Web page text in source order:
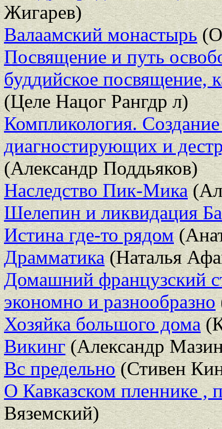
Жигарев)
Валаамский монастырь
Посвящение и путь
буддийское посвящение,
(Целе Нацог Рангдр л)
Компликология.
диагностирующих и
(Александр Поддьяков)
Наследство Пик-Мика
Шелепин и ликвидация
Истина где-то рядом
Драмматика(Наталья
Домашний французский
экономно и разнообразно
Хозяйка большого дома
Викинг(Александр
Вс предельно(Стивен
О Кавказском пленнике
Вяземский)